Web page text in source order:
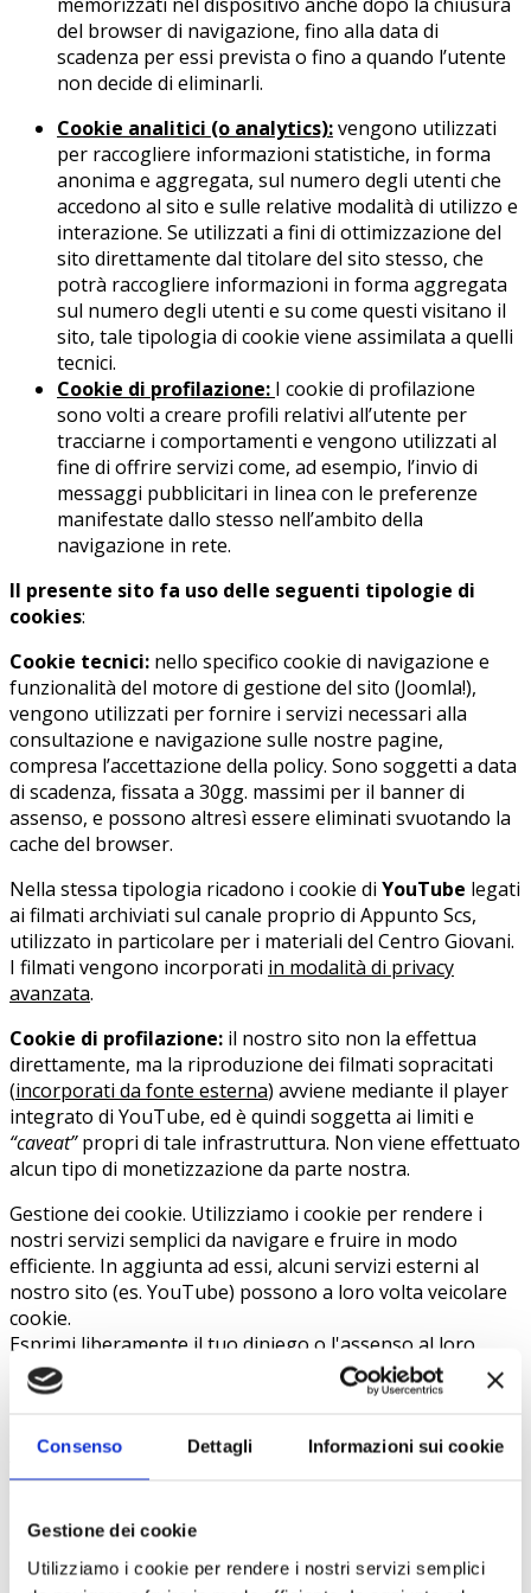
Consenso Dettagli Informazioni sui cookie
Gestione dei cookie
Utilizziamo i cookie per rendere i nostri servizi semplici
del browser di navigazione, fino alla data di
scadenza per essi prevista o fino a quando l’utente
non decide di eliminarli.
Cookie analitici (o analytics):vengono utilizzati
per raccogliere informazioni statistiche, in forma
anonima e aggregata, sul numero degli utenti che
accedono al sito e sulle relative modalità di utilizzo e
interazione. Se utilizzati a fini di ottimizzazione del
sito direttamente dal titolare del sito stesso, che
potrà raccogliere informazioni in forma aggregata
sul numero degli utenti e su come questi visitano il
sito, tale tipologia di cookie viene assimilata a quelli
tecnici.
Cookie di profilazione: I cookie di profilazione
sono volti a creare profili relativi all’utente per
tracciarne i comportamenti e vengono utilizzati al
fine di offrire servizi come, ad esempio, l’invio di
messaggi pubblicitari in linea con le preferenze
manifestate dallo stesso nell’ambito della
navigazione in rete.
Il presente sito fa uso delle seguenti tipologie di
cookies:
Cookie tecnici: nello specifico cookie di navigazione e
funzionalità del motore di gestione del sito (Joomla!),
vengono utilizzati per fornire i servizi necessari alla
consultazione e navigazione sulle nostre pagine,
compresa l’accettazione della policy. Sono soggetti a data
di scadenza, fissata a 30gg. massimi per il banner di
assenso, e possono altresì essere eliminati svuotando la
cache del browser.
Nella stessa tipologia ricadono i cookie di YouTube legati
ai filmati archiviati sul canale proprio di Appunto Scs,
utilizzato in particolare per i materiali del Centro Giovani.
I filmati vengono incorporati in modalità di privacy
avanzata.
Cookie di profilazione: il nostro sito non la effettua
direttamente, ma la riproduzione dei filmati sopracitati
(incorporati da fonte esterna) avviene mediante il player
integrato di YouTube, ed è quindi soggetta ai limiti e
“caveat”propri di tale infrastruttura. Non viene effettuato
alcun tipo di monetizzazione da parte nostra.
Gestione dei cookie. Utilizziamo i cookie per rendere i
nostri servizi semplici da navigare e fruire in modo
efficiente. In aggiunta ad essi, alcuni servizi esterni al
nostro sito (es. YouTube) possono a loro volta veicolare
cookie.
Esprimi liberamente il tuo diniego o l'assenso al loro
utilizzo.
tuo dispositivo se sono strettamente necessari per il
funzionamento di questo sito. Per tutti gli altri tipi di
Questo sito utilizza diversi tipi di cookie. Alcuni cookie
sono collocati da servizi di terzi che compaiono sulle